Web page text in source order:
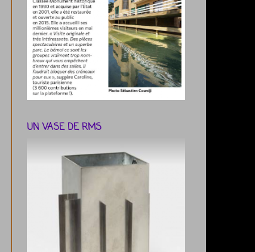
UN VASE DE RMS